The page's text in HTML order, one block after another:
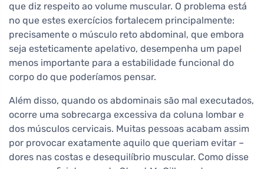
que diz respeito ao volume muscular. O problema está
no que estes exercícios fortalecem principalmente:
precisamente o músculo reto abdominal, que embora
seja esteticamente apelativo, desempenha um papel
menos importante para a estabilidade funcional do
corpo do que poderíamos pensar.
Além disso, quando os abdominais são mal executados,
ocorre uma sobrecarga excessiva da coluna lombar e
dos músculos cervicais. Muitas pessoas acabam assim
por provocar exatamente aquilo que queriam evitar –
dores nas costas e desequilíbrio muscular. Como disse